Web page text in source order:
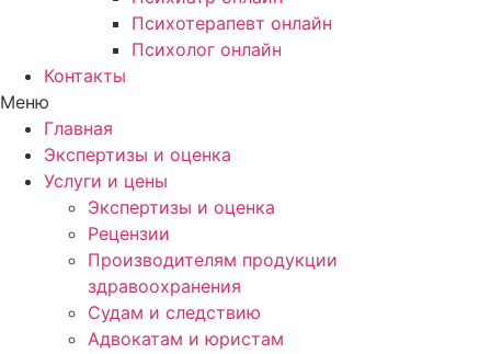
Психотерапевт онлайн
Психолог онлайн
Контакты
Меню
Главная
Экспертизы и оценка
Услуги и цены
Экспертизы и оценка
Рецензии
Производителям продукции
здравоохранения
Судам и следствию
Адвокатам и юристам